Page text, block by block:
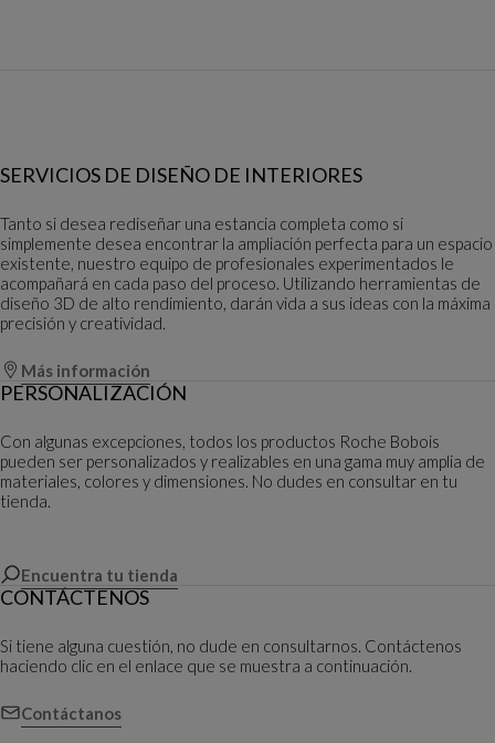
SERVICIOS DE DISEÑO DE INTERIORES
Tanto si desea rediseñar una estancia completa como si
simplemente desea encontrar la ampliación perfecta para un espacio
existente, nuestro equipo de profesionales experimentados le
acompañará en cada paso del proceso. Utilizando herramientas de
diseño 3D de alto rendimiento, darán vida a sus ideas con la máxima
precisión y creatividad.
Más información
PERSONALIZACIÓN
Con algunas excepciones, todos los productos Roche Bobois
pueden ser personalizados y realizables en una gama muy amplia de
materiales, colores y dimensiones. No dudes en consultar en tu
tienda.
Encuentra tu tienda
CONTÁCTENOS
Si tiene alguna cuestión, no dude en consultarnos. Contáctenos
haciendo clic en el enlace que se muestra a continuación.
Contáctanos